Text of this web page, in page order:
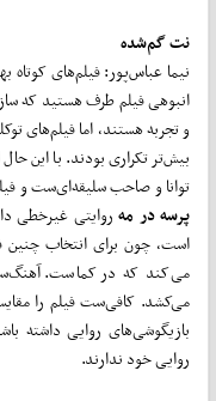
نت گم‌شده
نیما عباس‌پور: فیلم‌های کوتاه
انبوهی فیلم طرف هستید که
و تجربه هستند، اما فیلم‌های
بیش‌تر تکراری بودند. با این
توانا و صاحب سلیقه‌ای‌ست و
پرسه در مهروایتی غیرخطی
است، چون برای انتخاب چنین
می‌کند که در کماست.
می‌کشد. کافی‌ست فیلم را
بازیگوشی‌های روایی داشته
روایی خود ندارند.